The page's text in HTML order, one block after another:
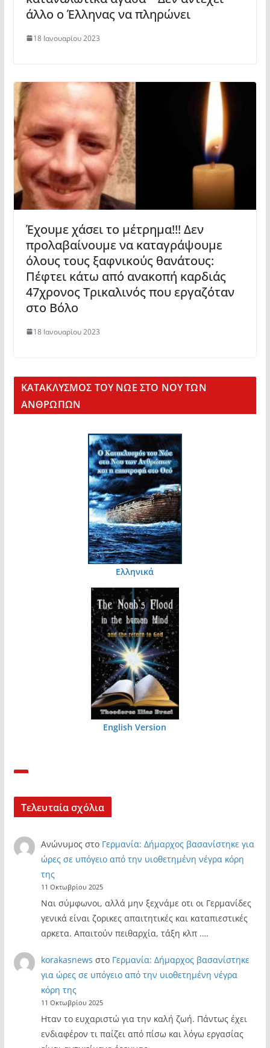
άλλο ο Έλληνας να πληρώνει
18 Ιανουαρίου 2023
Έχουμε χάσει το μέτρημα!!! Δεν
προλαβαίνουμε να καταγράψουμε
όλους τους ξαφνικούς θανάτους:
Πέφτει κάτω από ανακοπή καρδιάς
47χρονος Τρικαλινός που εργαζόταν
στο Βόλο
18 Ιανουαρίου 2023
KΑΤΑΚΛΥΣΜΟΣ ΤΟΥ ΝΩΕ ΣΤΟ ΝΟΥ ΤΩΝ
ΑΝΘΡΩΠΩΝ
Ελληνικά
English Version
Τελευταία σχόλια
Ανώνυμος στο Γερμανία: Δήμαρχος βασανίστηκε για
ώρες σε υπόγειο από την υιοθετημένη νέγρα κόρη
της
11 Οκτωβρίου 2025
Ναι σύμφωνοι, αλλά μην ξεχνάμε οτι οι Γερμανίδες
γενικά είναι ζορικες απαιτητικές και καταπιεστικές
αρκετα. Απαιτούν πειθαρχία, τάξη κλπ .…
korakasnews στο Γερμανία: Δήμαρχος βασανίστηκε
για ώρες σε υπόγειο από την υιοθετημένη νέγρα
κόρη της
11 Οκτωβρίου 2025
Ηταν το ευχαριστώ για την καλή ζωή. Πάντως έχει
ενδιαφέρον τι παίζει από πίσω και λόγω εργασίας